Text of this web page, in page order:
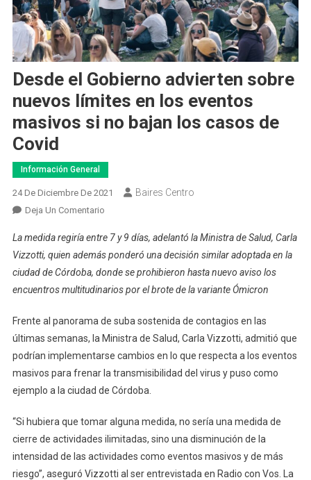
Desde el Gobierno advierten sobre
nuevos límites en los eventos
masivos si no bajan los casos de
Covid
Información General
24 De Diciembre De 2021 Baires Centro
Deja Un ComentarioEn
El
Gobierno
Advierten
Sobre
Límites
En
Los
Eventos
Masivos
No
Bajan
La medida regiría entre 7 y 9 días, adelantó la Ministra de Salud, Carla
Vizzotti, quien además ponderó una decisión similar adoptada en la
ciudad de Córdoba, donde se prohibieron hasta nuevo aviso los
encuentros multitudinarios por el brote de la variante Ómicron
Frente al panorama de suba sostenida de contagios en las
últimas semanas, la Ministra de Salud, Carla Vizzotti, admitió que
podrían implementarse cambios en lo que respecta a los eventos
masivos para frenar la transmisibilidad del virus y puso como
ejemplo a la ciudad de Córdoba.
“Si hubiera que tomar alguna medida, no sería una medida de
cierre de actividades ilimitadas, sino una disminución de la
intensidad de las actividades como eventos masivos y de más
riesgo”, aseguró Vizzotti al ser entrevistada en Radio con Vos. La